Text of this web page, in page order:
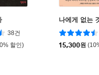
38건
할인)
나에게 없는
15,300원